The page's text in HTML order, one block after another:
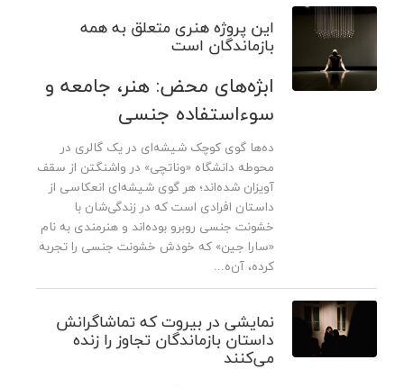
این پروژه هنری متعلق به همه
بازماندگان است
ابژه‌های محض: هنر، جامعه و
سوءاستفاده جنسی
ده‌ها گوی کوچک شیشه‌ای در یک گالری در
محوطه دانشگاه «وناتچی» در واشنگتن از سقف
آویزان شده‌اند؛ هر گوی شیشه‌ای انعکاسی از
داستان افرادی است که در زندگی‌شان با
خشونت جنسی روبرو بوده‌اند و هنرمندی به نام
«سارا جین» که خودش خشونت جنسی را تجربه
کرده، آن‌ه...
نمایشی در بیروت که تماشاگرانش
داستان‌ بازماندگان تجاوز را زنده
می‌کنند